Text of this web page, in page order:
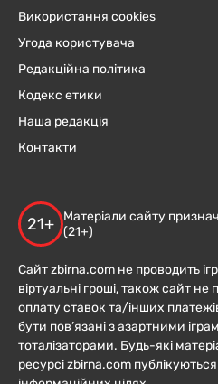
Використання cookies
Угода користувача
Редакційна політика
Кодекс етики
Наша редакція
Контакти
21+
Матеріали сайту
(21+)
Сайт zbirna.com не проводить
віртуальні гроші, також сайт не
оплату ставок та/інших
бути пов’язані з азартними
тоталізаторами. Будь-які
ресурсі zbirna.com